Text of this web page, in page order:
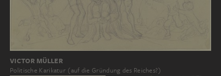
VICTOR MÜLLER
Politische Karikatur (auf die Gründung des Reiches?)